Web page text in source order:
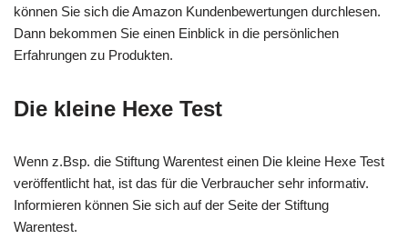
können Sie sich die Amazon Kundenbewertungen durchlesen.
Dann bekommen Sie einen Einblick in die persönlichen
Erfahrungen zu Produkten.
Die kleine Hexe Test
Wenn z.Bsp. die Stiftung Warentest einen Die kleine Hexe Test
veröffentlicht hat, ist das für die Verbraucher sehr informativ.
Informieren können Sie sich auf der Seite der Stiftung
Warentest.